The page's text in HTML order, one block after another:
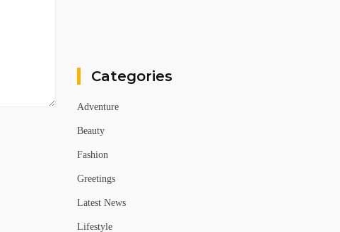
Categories
Adventure
Beauty
Fashion
Greetings
Latest News
Lifestyle